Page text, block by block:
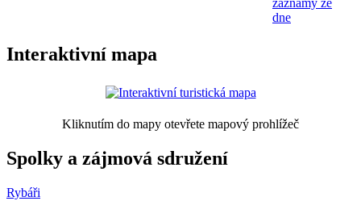
záznamy ze
dne
Interaktivní mapa
Kliknutím do mapy otevřete mapový prohlížeč
Spolky a zájmová sdružení
Rybáři